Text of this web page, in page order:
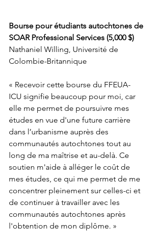
Bourse pour étudiants autochtones de
SOAR Professional Services (5,000 $)
Nathaniel Willing, Université de
Colombie-Britannique
« Recevoir cette bourse du FFEUA-
ICU signifie beaucoup pour moi, car
elle me permet de poursuivre mes
études en vue d'une future carrière
dans l’urbanisme auprès des
communautés autochtones tout au
long de ma maîtrise et au-delà. Ce
soutien m'aide à alléger le coût de
mes études, ce qui me permet de me
concentrer pleinement sur celles-ci et
de continuer à travailler avec les
communautés autochtones après
l'obtention de mon diplôme. »